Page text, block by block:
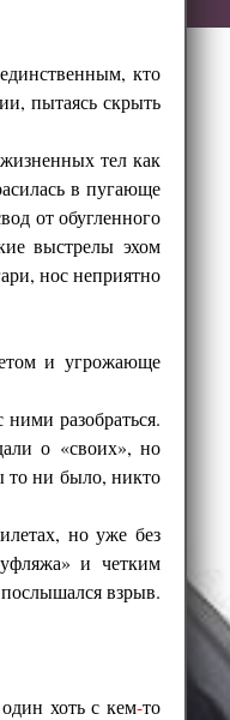
кто
пытаясь скрыть
тел как
в пугающе
от обугленного
выстрелы эхом
нос неприятно
и угрожающе
разобраться.
о «своих», но
то ни было, никто
но уже без
и четким
взрыв.
хоть с кем-то